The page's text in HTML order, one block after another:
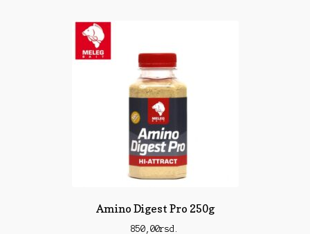
Amino Digest Pro 250g
850,00rsd.